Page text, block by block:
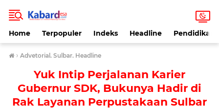
Home Terpopuler Indeks Headline Pendidikan
› Advetorial. Sulbar. Headline
Yuk Intip Perjalanan Karier
Gubernur SDK, Bukunya Hadir di
Rak Layanan Perpustakaan Sulbar